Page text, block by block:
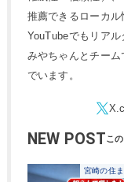
推薦できるローカ
YouTubeでもリア
みやちゃんとチー
でいます。
NEW POST
宮崎の住